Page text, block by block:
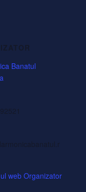
Banatul
web Organizator